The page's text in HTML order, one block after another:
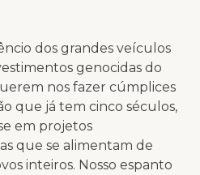
dos grandes veículos
genocidas do
nos fazer cúmplices
que já tem cinco séculos,
em projetos
que se alimentam de
inteiros. Nosso espanto